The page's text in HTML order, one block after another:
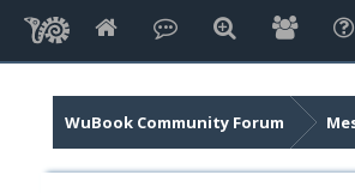
WuBook Community Forum